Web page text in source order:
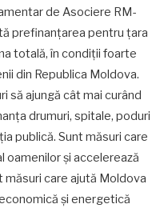
de Asociere RM-
prefinanțarea pentru țara
totală, în condiții foarte
din Republica Moldova.
să ajungă cât mai curând
drumuri, spitale, poduri
publică. Sunt măsuri care
oamenilor și accelerează
măsuri care ajută Moldova
și energetică